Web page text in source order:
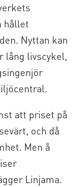
hållet
Nyttan kan
lång livscykel,
att priset på
och då
Men å
Linjama.